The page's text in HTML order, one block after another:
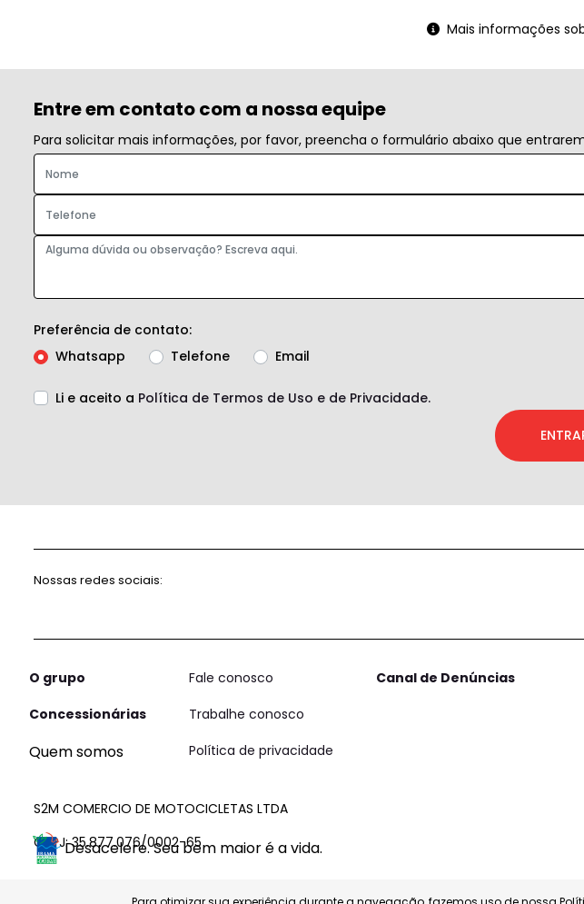
Mais informações
Entre em contato com a nossa equipe
Para solicitar mais informações, por favor, preencha o formulário abaixo que
Preferência de contato:
Whatsapp
Telefone Email
Li e aceito a Política de Termos de Uso e de Privacidade.
Nossas redes sociais:
O grupo
Concessionárias
Quem somos
Fale conosco
Trabalhe conosco
Política de privacidade
Canal de Denúncias
Desacelere. Seu bem maior é a vida.
S2M COMERCIO DE MOTOCICLETAS LTDA
CNPJ: 35.877.076/0002-65